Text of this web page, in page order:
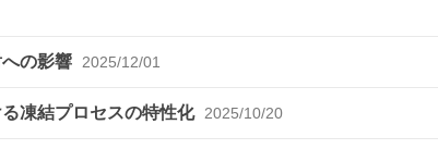
の影響 2025/12/01
凍結プロセスの特性化 2025/10/20